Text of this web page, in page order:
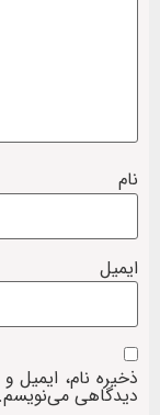
نام
ایمیل
ذخیره نام، ایمیل
دیدگاهی می‌نویسم.